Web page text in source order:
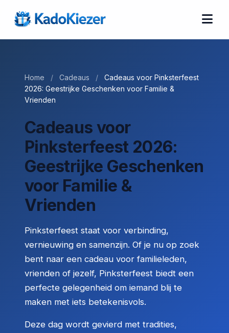
Home / Cadeaus /
Cadeaus voor Pinksterfeest
2026: Geestrijke Geschenken voor Familie &
Vrienden
Cadeaus voor
Pinksterfeest 2026:
Geestrijke Geschenken
voor Familie &
Vrienden
Pinksterfeest staat voor verbinding,
vernieuwing en samenzijn. Of je nu op zoek
bent naar een cadeau voor familieleden,
vrienden of jezelf, Pinksterfeest biedt een
perfecte gelegenheid om iemand blij te
maken met iets betekenisvols.
Deze dag wordt gevierd met tradities,